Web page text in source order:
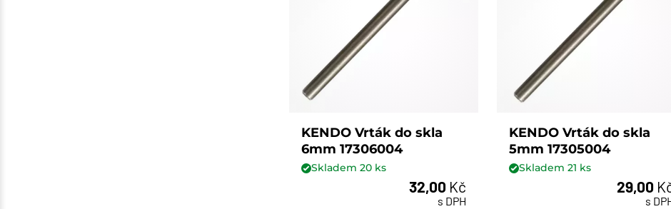
KENDO Vrták do skla
6mm 17306004
Skladem20 ks
32,00 Kč
s DPH
KENDO Vrták do skla
5mm 17305004
Skladem21 ks
29,00
s